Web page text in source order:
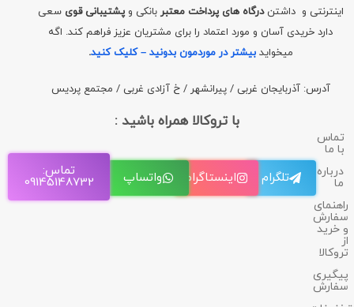
اینترنتی و داشتندرگاه های پرداخت معتبر بانکی وپشتیبانی قوی سعی
دارد خریدی آسان و مورد اعتماد را برای مشتریان عزیز فراهم کند. اگه
میخوایدبیشتر در موردمون بدونید – کلیک کنید.
آدرس: آذربایجان غربی / پیرانشهر / خ آزادی غربی / مجتمع پردیس
با تروکالا همراه باشید :
تماس
با ما
درباره
ما
راهنمای
سفارش
و خرید
از
تروکالا
پیگیری
سفارش
تلگرام اینستاگرام واتساپ تماس:
09145148732